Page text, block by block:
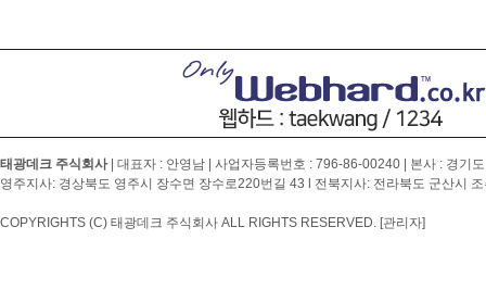
태광데크 주식회사| 대표자 : 안영남 | 사업자등록번호 : 796-86-00240 | 본사 : 경기
영주지사: 경상북도 영주시 장수면 장수로220번길 43 l 전북지사: 전라북도 군산시
COPYRIGHTS (C) 태광데크 주식회사 ALL RIGHTS RESERVED. [관리자]